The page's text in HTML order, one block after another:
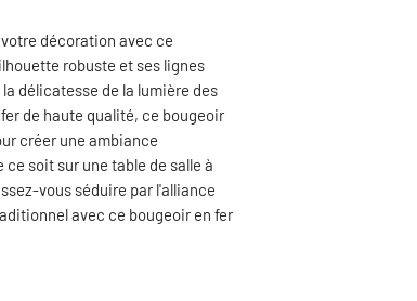
décoration avec ce
robuste et ses lignes
délicatesse de la lumière des
de haute qualité, ce bougeoir
créer une ambiance
soit sur une table de salle à
vous séduire par l'alliance
avec ce bougeoir en fer